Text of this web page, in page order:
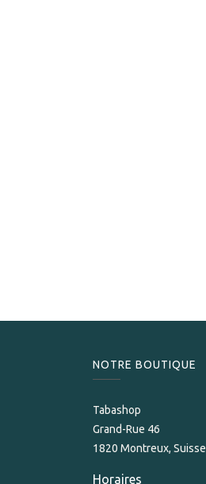
NOTRE BOUTIQUE
Tabashop
Grand-Rue 46
1820 Montreux, Suisse
Horaires